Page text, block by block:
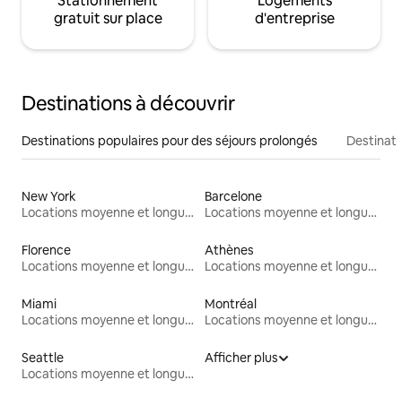
gratuit sur place
d'entreprise
Destinations à découvrir
Destinations populaires pour des séjours prolongés
New York
Locations moyenne et longue durée
Barcelone
Locations moyenne et longue durée
Florence
Locations moyenne et longue durée
Athènes
Locations moyenne et longue durée
Miami
Locations moyenne et longue durée
Montréal
Locations moyenne et longue durée
Seattle
Locations moyenne et longue durée
Afficher plus